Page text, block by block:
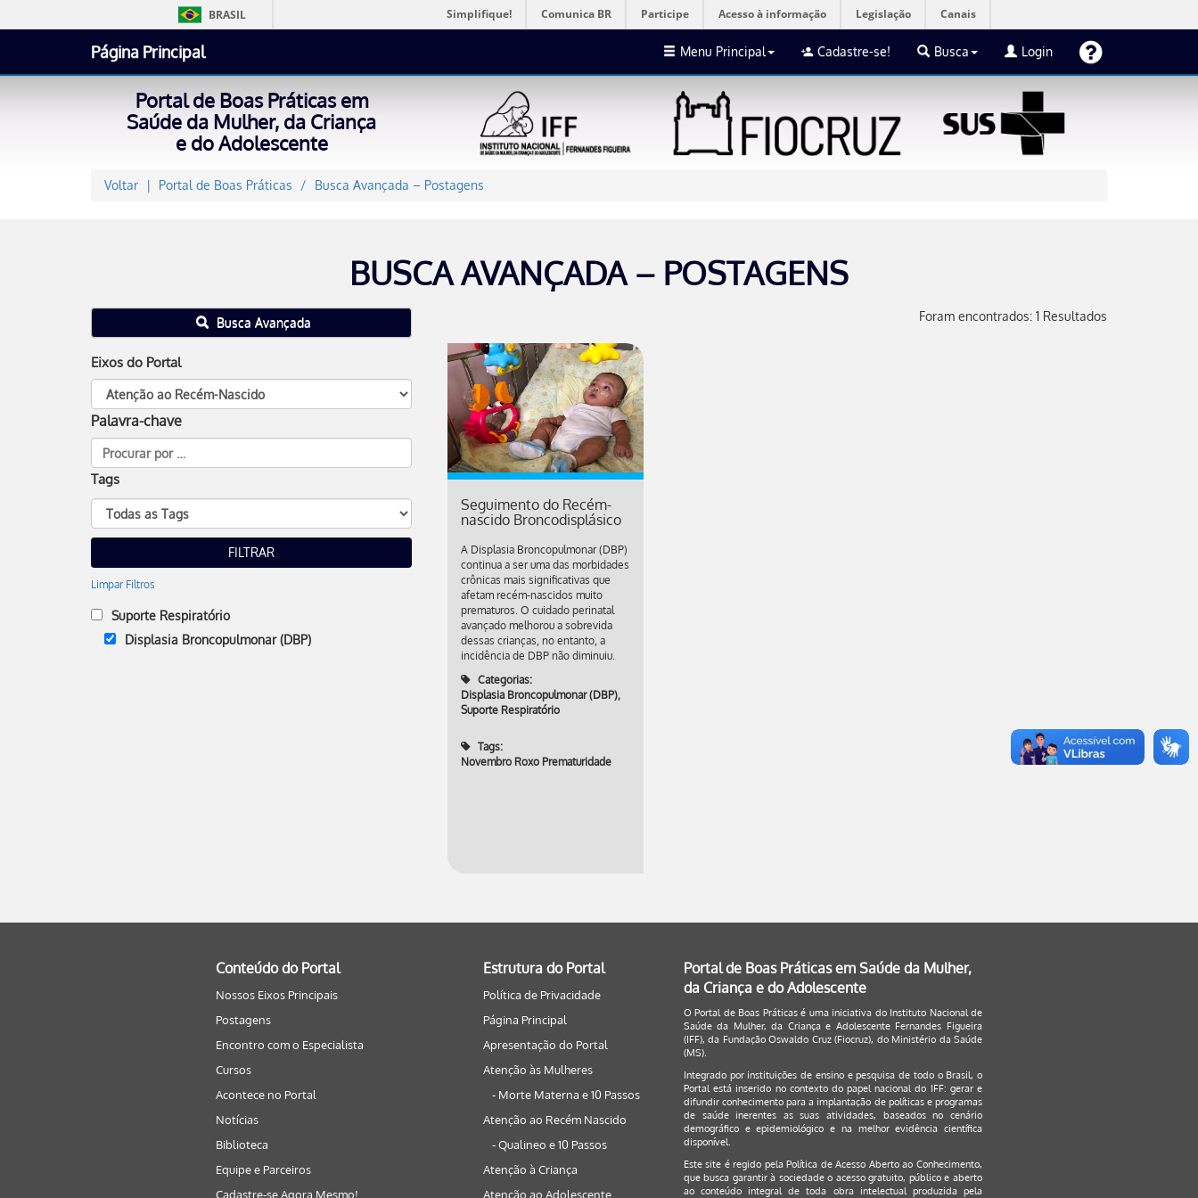
BRASIL Simplifique! Comunica BR Participe Acesso à informação Legislação Canais
Página Principal Menu Principal Cadastre-se! Busca Login
Portal de Boas Práticas em
Saúde da Mulher, da Criança
e do Adolescente
Voltar Portal de Boas Práticas Busca Avançada – Postagens
BUSCA AVANÇADA – POSTAGENS
Busca Avançada
Eixos do Portal
Palavra-chave
Tags
Limpar Filtros
Suporte Respiratório
Displasia Broncopulmonar (DBP)
Foram encontrados: 1 Resultados
Seguimento do Recém-
nascido Broncodisplásico
A Displasia Broncopulmonar (DBP)
continua a ser uma das morbidades
crônicas mais significativas que
afetam recém-nascidos muito
prematuros. O cuidado perinatal
avançado melhorou a sobrevida
dessas crianças, no entanto, a
incidência de DBP não diminuiu.
Categorias:
Displasia Broncopulmonar (DBP),
Suporte Respiratório
Tags:
Novembro Roxo Prematuridade
Conteúdo do Portal
Nossos Eixos Principais
Postagens
Encontro com o Especialista
Cursos
Acontece no Portal
Notícias
Biblioteca
Equipe e Parceiros
Cadastre-se Agora Mesmo!
Estrutura do Portal
Política de Privacidade
Página Principal
Apresentação do Portal
Atenção às Mulheres
- Morte Materna e 10 Passos
Atenção ao Recém Nascido
- Qualineo e 10 Passos
Atenção à Criança
Atenção ao Adolescente
Portal de Boas Práticas em Saúde da Mulher,
da Criança e do Adolescente
O Portal de Boas Práticas é uma iniciativa do Instituto Nacional de
Saúde da Mulher, da Criança e Adolescente Fernandes Figueira
(IFF), da Fundação Oswaldo Cruz (Fiocruz), do Ministério da Saúde
(MS).
Integrado por instituições de ensino e pesquisa de todo o Brasil, o
Portal está inserido no contexto do papel nacional do IFF: gerar e
difundir conhecimento para a implantação de políticas e programas
de saúde inerentes as suas atividades, baseados no cenário
demográfico e epidemiológico e na melhor evidência científica
disponível.
Este site é regido pelaPolítica de Acesso Aberto ao Conhecimento,
que busca garantir à sociedade o acesso gratuito, público e aberto
ao conteúdo integral de toda obra intelectual produzida pela